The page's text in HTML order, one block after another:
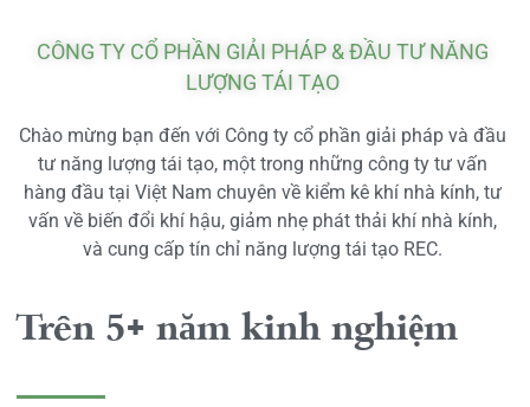
CÔNG TY CỔ PHẦN GIẢI PHÁP & ĐẦU TƯ NĂNG
LƯỢNG TÁI TẠO
Chào mừng bạn đến với Công ty cổ phần giải pháp và đầu
tư năng lượng tái tạo, một trong những công ty tư vấn
hàng đầu tại Việt Nam chuyên về kiểm kê khí nhà kính, tư
vấn về biến đổi khí hậu, giảm nhẹ phát thải khí nhà kính,
và cung cấp tín chỉ năng lượng tái tạo REC.
Trên 5+ năm kinh nghiệm